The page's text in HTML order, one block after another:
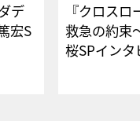
デ
宏S
ー
『クロス
救急の約束
桜SPイ